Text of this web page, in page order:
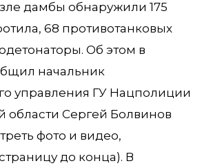
дамбы обнаружили 175
68 противотанковых
Об этом в
начальник
управления ГУ Нацполиции
области Сергей Болвинов
фото и видео,
до конца). В